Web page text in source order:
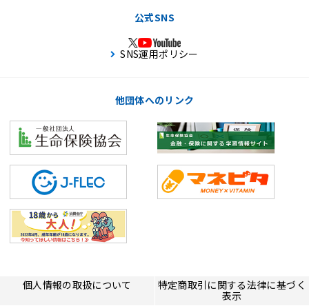
公式SNS
SNS運用ポリシー
他団体へのリンク
個人情報の取扱について
特定商取引に関する法律に基づく
表示